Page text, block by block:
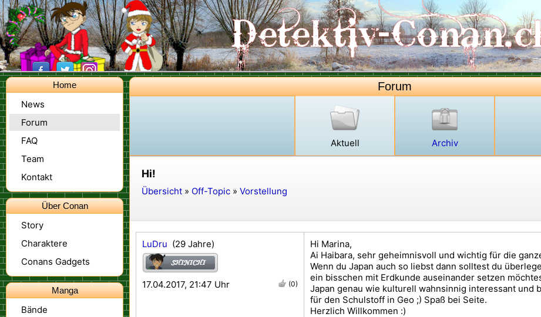
Home
News
Forum
FAQ
Team
Kontakt
Über Conan
Story
Charaktere
Conans Gadgets
Manga
Bände
Forum
Aktuell Archiv
Hi!
Übersicht » Off-Topic » Vorstellung
LuDru (29 Jahre)
17.04.2017, 21:47 Uhr (0)
Hi Marina,
Ai Haibara, sehr geheimnisvoll und wichtig für die
Wenn du Japan auch so liebst dann solltest du
ein bisschen mit Erdkunde auseinander setzen
Japan genau wie kulturell wahnsinnig interessant und
für den Schulstoff in Geo ;) Spaß bei Seite.
Herzlich Willkommen :)